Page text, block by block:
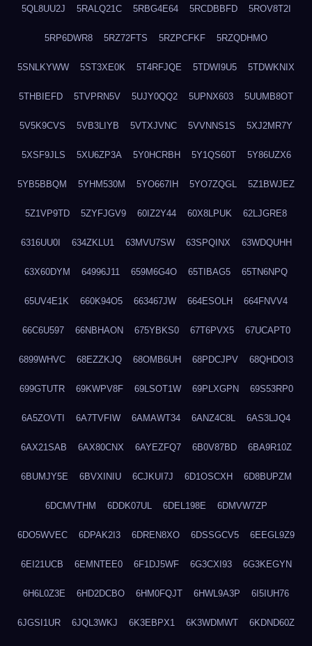
5QL8UU2J 5RALQ21C 5RBG4E64 5RCDBBFD 5ROV8T2I
5RP6DWR8 5RZ72FTS 5RZPCFKF 5RZQDHMO
5SNLKYWW 5ST3XE0K 5T4RFJQE 5TDWI9U5 5TDWKNIX
5THBIEFD 5TVPRN5V 5UJY0QQ2 5UPNX603 5UUMB8OT
5V5K9CVS 5VB3LIYB 5VTXJVNC 5VVNNS1S 5XJ2MR7Y
5XSF9JLS 5XU6ZP3A 5Y0HCRBH 5Y1QS60T 5Y86UZX6
5YB5BBQM 5YHM530M 5YO667IH 5YO7ZQGL 5Z1BWJEZ
5Z1VP9TD 5ZYFJGV9 60IZ2Y44 60X8LPUK 62LJGRE8
6316UU0I 634ZKLU1 63MVU7SW 63SPQINX 63WDQUHH
63X60DYM 64996J11 659M6G4O 65TIBAG5 65TN6NPQ
65UV4E1K 660K94O5 663467JW 664ESOLH 664FNVV4
66C6U597 66NBHAON 675YBKS0 67T6PVX5 67UCAPT0
6899WHVC 68EZZKJQ 68OMB6UH 68PDCJPV 68QHDOI3
699GTUTR 69KWPV8F 69LSOT1W 69PLXGPN 69S53RP0
6A5ZOVTI 6A7TVFIW 6AMAWT34 6ANZ4C8L 6AS3LJQ4
6AX21SAB 6AX80CNX 6AYEZFQ7 6B0V87BD 6BA9R10Z
6BUMJY5E 6BVXINIU 6CJKUI7J 6D1OSCXH 6D8BUPZM
6DCMVTHM 6DDK07UL 6DEL198E 6DMVW7ZP
6DO5WVEC 6DPAK2I3 6DREN8XO 6DSSGCV5 6EEGL9Z9
6EI21UCB 6EMNTEE0 6F1DJ5WF 6G3CXI93 6G3KEGYN
6H6L0Z3E 6HD2DCBO 6HM0FQJT 6HWL9A3P 6I5IUH76
6JGSI1UR 6JQL3WKJ 6K3EBPX1 6K3WDMWT 6KDND60Z